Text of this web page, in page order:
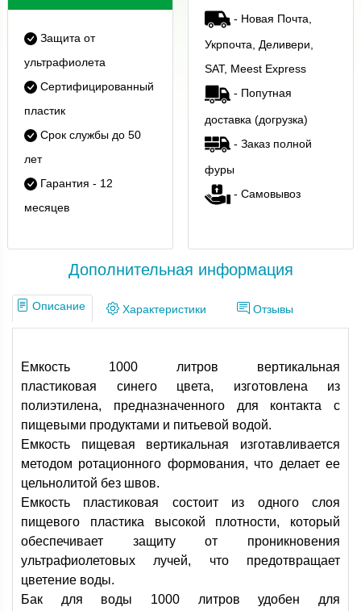
Защита от
ультрафиолета
Сертифицированный
пластик
Срок службы до 50
лет
Гарантия - 12
месяцев
- Новая Почта,
Укрпочта, Деливери,
SAT, Meest Express
- Попутная
доставка (догрузка)
- Заказ полной
фуры
- Самовывоз
Дополнительная информация
Описание Характеристики Отзывы
Емкость 1000 литров вертикальная
пластиковая синего цвета, изготовлена из
полиэтилена, предназначенного для контакта с
пищевыми продуктами и питьевой водой.
Емкость пищевая вертикальная изготавливается
методом ротационного формования, что делает ее
цельнолитой без швов.
Емкость пластиковая состоит из одного слоя
пищевого пластика высокой плотности, который
обеспечивает защиту от проникновения
ультрафиолетовых лучей, что предотвращает
цветение воды.
Бак для воды 1000 литров удобен для